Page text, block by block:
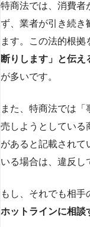
特商法では、消費者
ず、業者が引き続き
ます。この法的根拠
断りします」と伝え
が多いです​​。
また、特商法では
売しようとしている
があると記載されて
いる場合は、違反し
もし、それでも相手
ホットラインに相談